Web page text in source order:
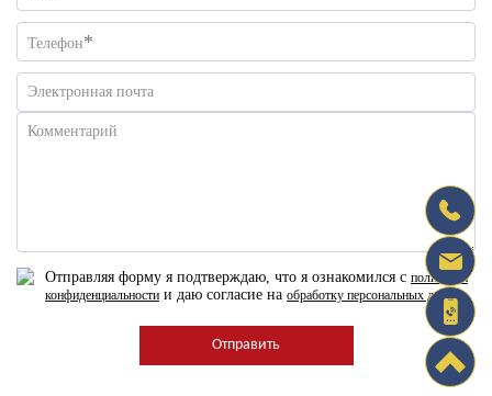
Телефон*
Электронная почта
Комментарий
Отправляя форму я подтверждаю, что я ознакомился с политикой
конфиденциальности и даю согласие на обработку персональных данных